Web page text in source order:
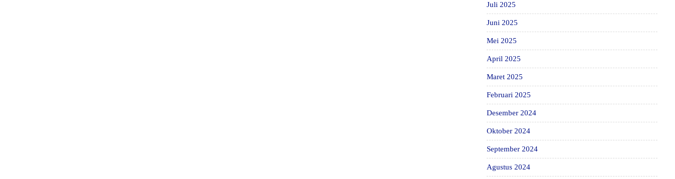
Juli 2025
Juni 2025
Mei 2025
April 2025
Maret 2025
Februari 2025
Desember 2024
Oktober 2024
September 2024
Agustus 2024